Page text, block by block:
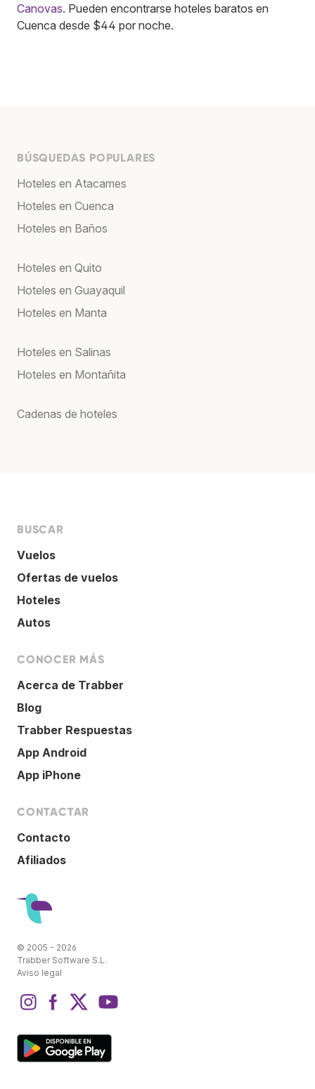
Canovas. Pueden encontrarse hoteles baratos en
Cuenca desde $44 por noche.
BÚSQUEDAS POPULARES
Hoteles en Atacames
Hoteles en Cuenca
Hoteles en Baños
Hoteles en Quito
Hoteles en Guayaquil
Hoteles en Manta
Hoteles en Salinas
Hoteles en Montañita
Cadenas de hoteles
BUSCAR
Vuelos
Ofertas de vuelos
Hoteles
Autos
CONOCER MÁS
Acerca de Trabber
Blog
Trabber Respuestas
App Android
App iPhone
CONTACTAR
Contacto
Afiliados
© 2005 - 2026
Trabber Software S.L.
Aviso legal